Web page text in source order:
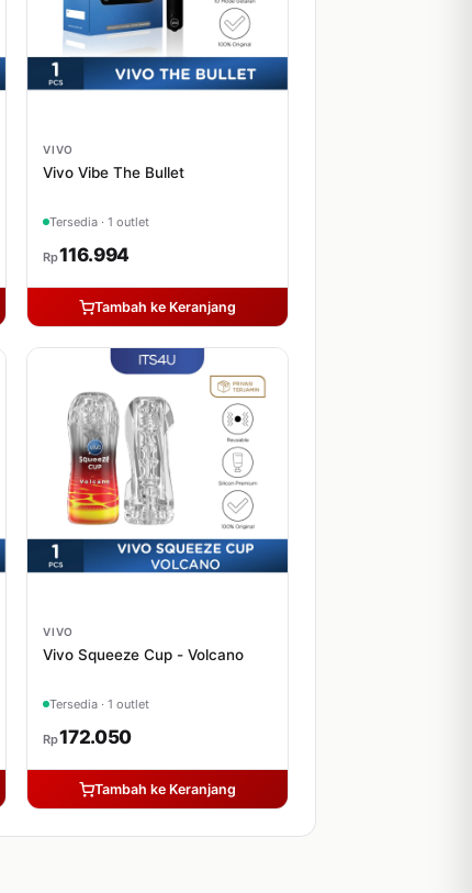
VIVO
Vivo Vibe The Bullet
Tersedia · 1 outlet
Rp116.994
Tambah ke Keranjang
VIVO
Vivo Squeeze Cup - Volcano
Tersedia · 1 outlet
Rp172.050
Tambah ke Keranjang